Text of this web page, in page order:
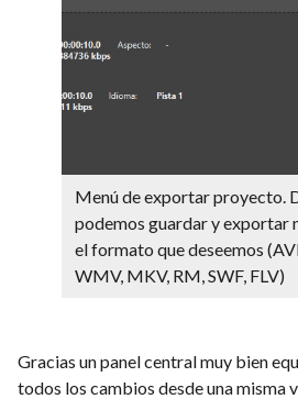
Menú de exportar proyecto.
podemos guardar y exportar
el formato que deseemos
WMV, MKV, RM, SWF, FLV)
Gracias un panel central muy bien
todos los cambios desde una misma